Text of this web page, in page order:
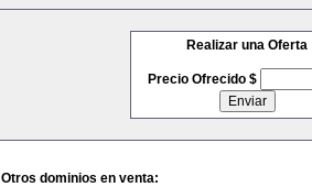
Realizar una Oferta
Precio Ofrecido $
Otros dominios en venta: